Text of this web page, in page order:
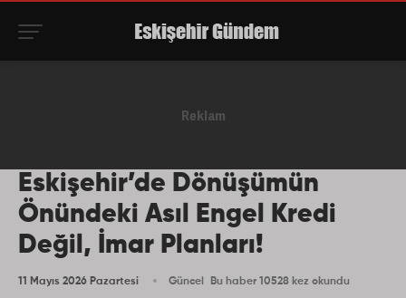
Eskişehir’de Dönüşümün
Önündeki Asıl Engel Kredi
Değil, İmar Planları!
11 Mayıs 2026 Pazartesi Güncel Bu haber 10528 kez okundu